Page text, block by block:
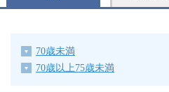
70歳未満
70歳以上75歳未満